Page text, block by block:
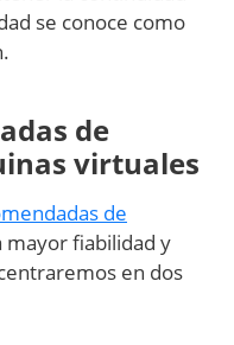
se conoce como
de
virtuales
de
mayor fiabilidad y
en dos